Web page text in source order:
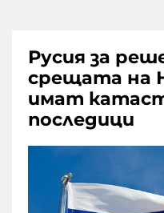
Русия за
срещата на
имат
последици